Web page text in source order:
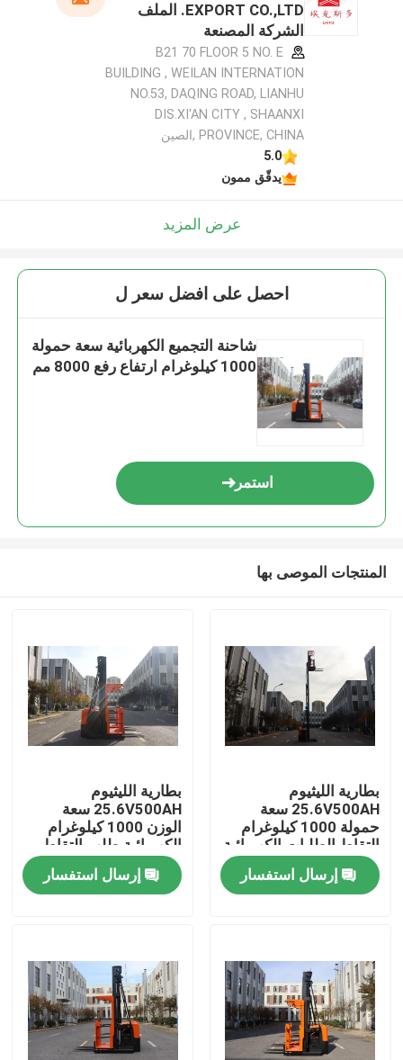
المنتجات
أشرطة فيديو
EXPORT CO.,LTD. الملف
الشركة المصنعة
B21 70 FLOOR 5 NO. E
BUILDING , WEILAN INTERNATION
NO.53, DAQING ROAD, LIANHU
DIS.XI'AN CITY , SHAANXI
PROVINCE, CHINA ,الصين
5.0
يدقّق ممون
عرض المزيد
احصل على افضل سعر ل
شاحنة التجميع الكهربائية سعة حمولة
1000 كيلوغرام ارتفاع رفع 8000 مم
استمر
المنتجات الموصى بها
بطارية الليثيوم
25.6V500AH سعة
حمولة 1000 كيلوغرام
إلتقاط الطلبات الكهربائية
شاحنة شاحنة رفع ارتفاع
8000 مم نظام محرك
كيرتس
إرسال استفسار
بطارية الليثيوم
25.6V500AH سعة
الوزن 1000 كيلوغرام
الكهربائية طلب التقاط
عربة رفع ارتفاع 8000
مم كورتيس نظام القيادة
إرسال استفسار